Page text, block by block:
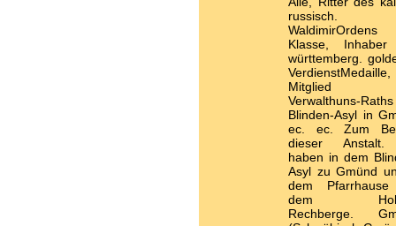
russisch.
WaldimirOrdens
Klasse,
württemberg.
VerdienstMedaille,
Mitglied
Verwalthuns-
Blinden-Asyl in
ec. ec. Zum
dieser
haben in dem
Asyl zu Gmünd
dem
dem
Rechberge.